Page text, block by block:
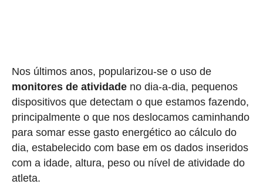
Nos últimos anos, popularizou-se o uso de
monitores de atividadeno dia-a-dia, pequenos
dispositivos que detectam o que estamos fazendo,
principalmente o que nos deslocamos caminhando
para somar esse gasto energético ao cálculo do
dia, estabelecido com base em os dados inseridos
com a idade, altura, peso ou nível de atividade do
atleta.